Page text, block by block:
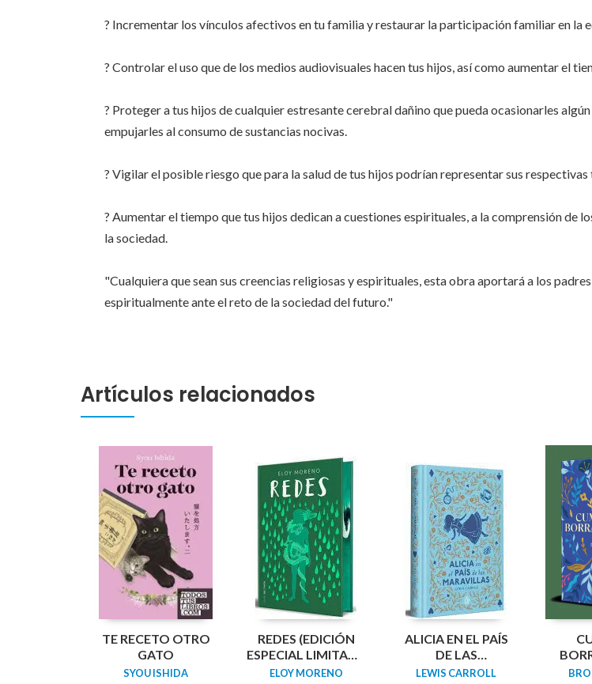
? Incrementar los vínculos afectivos en tu familia y restaurar la participación familiar en la
? Controlar el uso que de los medios audiovisuales hacen tus hijos, así como aumentar el
? Proteger a tus hijos de cualquier estresante cerebral dañino que pueda ocasionarles
empujarles al consumo de sustancias nocivas.
? Vigilar el posible riesgo que para la salud de tus hijos podrían representar sus respectivas
? Aumentar el tiempo que tus hijos dedican a cuestiones espirituales, a la comprensión de
la sociedad.
"Cualquiera que sean sus creencias religiosas y espirituales, esta obra aportará a los
espiritualmente ante el reto de la sociedad del futuro."
Artículos relacionados
TE RECETO OTRO
GATO
SYOU ISHIDA
REDES (EDICIÓN
ESPECIAL LIMITADA
GUARDAS
ELOY MORENO
ALICIA EN EL PAÍS
DE LAS
MARAVILLAS
LEWIS CARROLL